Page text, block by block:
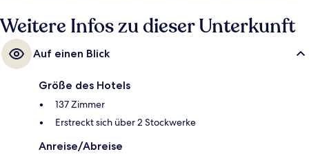
(U-Bahn-Station 45th Rd. - Court House Sq.).
Weitere Infos zu dieser Unterkunft
Auf einen Blick
Größe des Hotels
137 Zimmer
Erstreckt sich über 2 Stockwerke
Anreise/Abreise